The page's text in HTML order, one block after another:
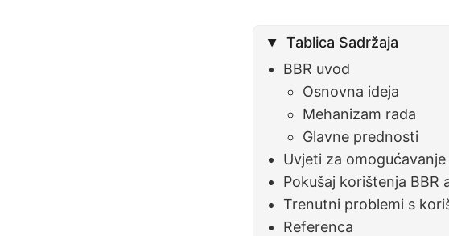
Tablica Sadržaja
BBR uvod
Osnovna ideja
Mehanizam rada
Glavne prednosti
Uvjeti za
Pokušaj korištenja
Trenutni problemi s
Referenca